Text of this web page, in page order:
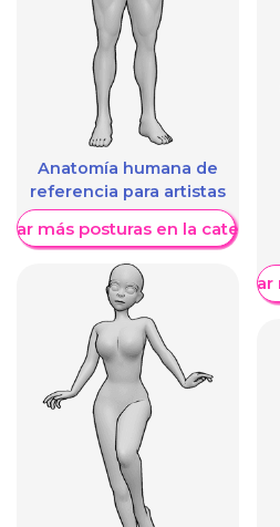
Anatomía humana de
referencia para artistas
más posturas en la categoría